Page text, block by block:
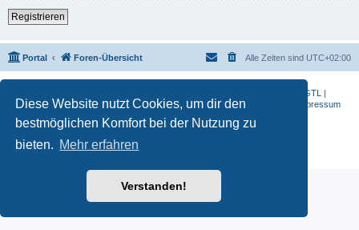
Diese Website nutzt Cookies, um dir den
bestmöglichen Komfort bei der Nutzung zu
bieten. Mehr erfahren
Verstanden!
Registrieren
Portal Foren-Übersicht Alle Zeiten sind UTC+02:00
K 1600 GTL
|
S 1000 RR|G 650 X| R1200ST|F 800 R |Datenschutzerklärung Impressum
Powered byphpBB ® Forum Software © phpBB Limited
Deutsche Übersetzung durch
Datenschutz